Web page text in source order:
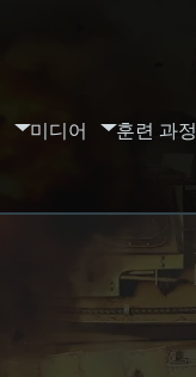
미디어 훈련 과정